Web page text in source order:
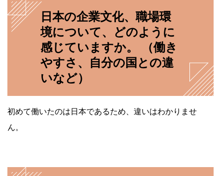
日本の企業文化、職場環
境について、どのように
感じていますか。 （働き
やすさ、自分の国との違
いなど）
初めて働いたのは日本であるため、違いはわかりませ
ん。